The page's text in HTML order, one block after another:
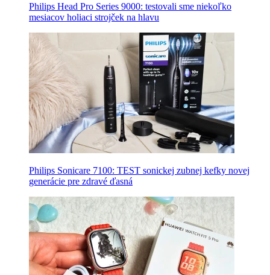
Philips Head Pro Series 9000: testovali sme niekoľko
mesiacov holiaci strojček na hlavu
Philips Sonicare 7100: TEST sonickej zubnej kefky novej
generácie pre zdravé ďasná